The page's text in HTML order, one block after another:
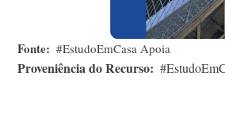
Fonte #EstudoEmCasa Apoia
Proveniência do Recurso